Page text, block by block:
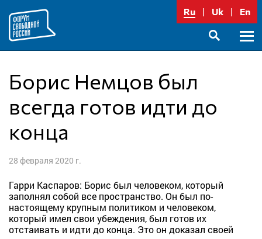
содержимому
Ru Uk En
Борис Немцов был
всегда готов идти до
конца
28 февраля 2020 г.
Гарри Каспаров: Борис был человеком, который
заполнял собой все пространство. Он был по-
настоящему крупным политиком и человеком,
который имел свои убеждения, был готов их
отстаивать и идти до конца. Это он доказал своей